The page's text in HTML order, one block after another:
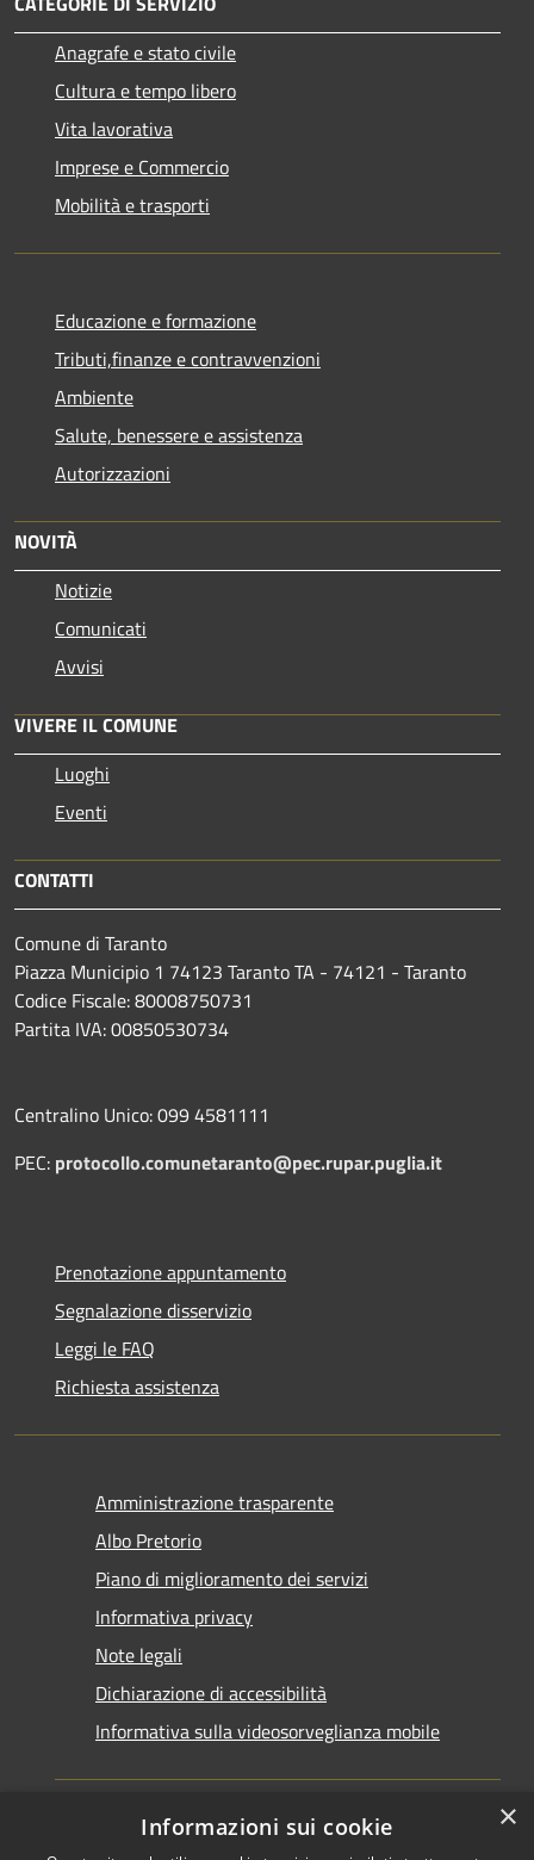
Anagrafe e stato civile
Cultura e tempo libero
Vita lavorativa
Imprese e Commercio
Mobilità e trasporti
Educazione e formazione
Tributi,finanze e contravvenzioni
Ambiente
Salute, benessere e assistenza
Autorizzazioni
NOVITÀ
Notizie
Comunicati
Avvisi
VIVERE IL COMUNE
Luoghi
Eventi
CONTATTI
Comune di Taranto
Piazza Municipio 1 74123 Taranto TA - 74121 - Taranto
Codice Fiscale: 80008750731
Partita IVA: 00850530734
Centralino Unico: 099 4581111
PEC: protocollo.comunetaranto@pec.rupar.puglia.it
Prenotazione appuntamento
Segnalazione disservizio
Leggi le FAQ
Richiesta assistenza
Amministrazione trasparente
Albo Pretorio
Piano di miglioramento dei servizi
Informativa privacy
Note legali
Dichiarazione di accessibilità
Informativa sulla videosorveglianza mobile
×
Informazioni sui cookie